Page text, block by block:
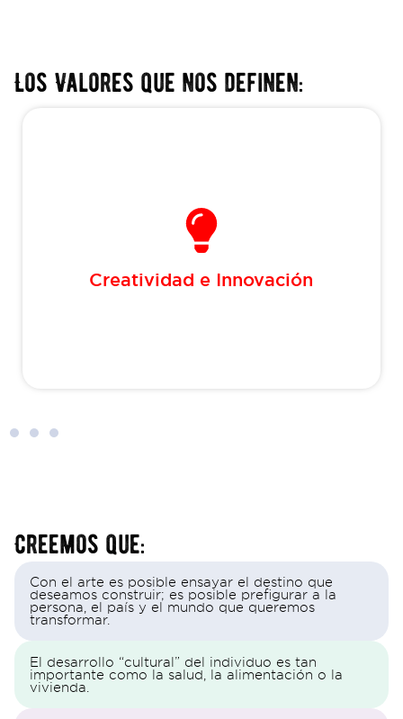
Los Valores que nos definen:
Creatividad e Innovación
Creatividad e
Innovación
para cada acción que realizamos.
Creemos que:
Con el arte es posible ensayar el destino que
deseamos construir; es posible prefigurar a la
persona, el país y el mundo que queremos
transformar.
El desarrollo “cultural” del individuo es tan
importante como la salud, la alimentación o la
vivienda.